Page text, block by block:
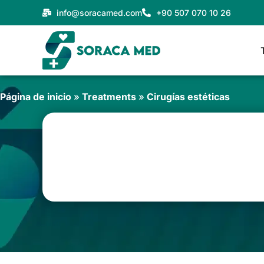
al
info@soracamed.com +90 507 070 10 26
Página de inicio » Treatments » Cirugías estéticas